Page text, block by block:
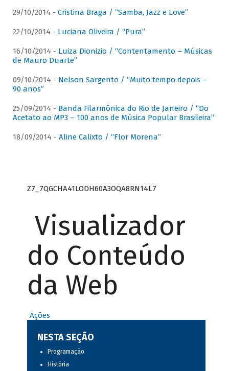
29/10/2014 - Cristina Braga / “Samba, Jazz e Love”
22/10/2014 - Luciana Oliveira / “Pura”
16/10/2014 - Luiza Dionizio / “Contentamento – Músicas
de Mauro Duarte”
09/10/2014 - Nelson Sargento / “Muito tempo depois –
90 anos”
25/09/2014 - Banda Filarmônica do Rio de Janeiro / “Do
Acetato ao MP3 – 100 anos de Música Popular Brasileira”
18/09/2014 - Aline Calixto / “Flor Morena”
Z7_7QGCHA41LODH60A3OQA8RN14L7
Visualizador
do Conteúdo
da Web
Ações
NESTA SEÇÃO
Programação
História